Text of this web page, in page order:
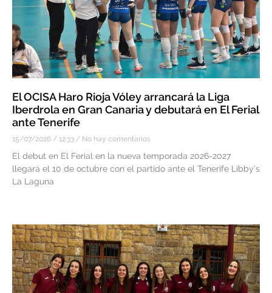
El OCISA Haro Rioja Vóley arrancará la Liga
Iberdrola en Gran Canaria y debutará en El Ferial
ante Tenerife
15/07/2026 12:33 No hay comentarios
El debut en El Ferial en la nueva temporada 2026-2027
llegará el 10 de octubre con el partido ante el Tenerife Libby’s
La Laguna